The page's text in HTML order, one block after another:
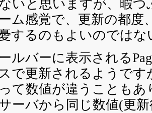
いと思いますが、暇
ム感覚で、更新の都度
するのもよいのではな
ルバーに表示される
で更新されるようです
て数値が違うことも
ーバから同じ数値(更